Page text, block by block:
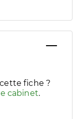
besoins
fiche ?
cabinet.